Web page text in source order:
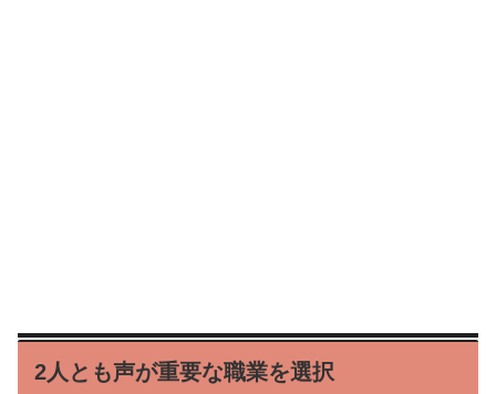
2人とも声が重要な職業を選択